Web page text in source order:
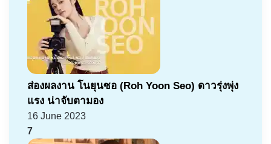
ส่องผลงาน โนยุนซอ (Roh Yoon Seo) ดาวรุ่งพุ่ง
แรง น่าจับตามอง
16 June 2023
7